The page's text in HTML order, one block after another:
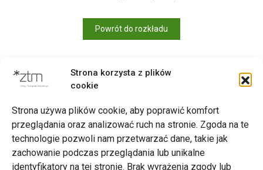
Strona korzysta z plików
cookie
Strona używa plików cookie, aby poprawić komfort
przeglądania oraz analizować ruch na stronie. Zgoda na te
technologie pozwoli nam przetwarzać dane, takie jak
zachowanie podczas przeglądania lub unikalne
identyfikatory na tej stronie. Brak wyrażenia zgody lub
Powrót do rozkładu
Zarząd Transportu Miejskiego w Poznaniu